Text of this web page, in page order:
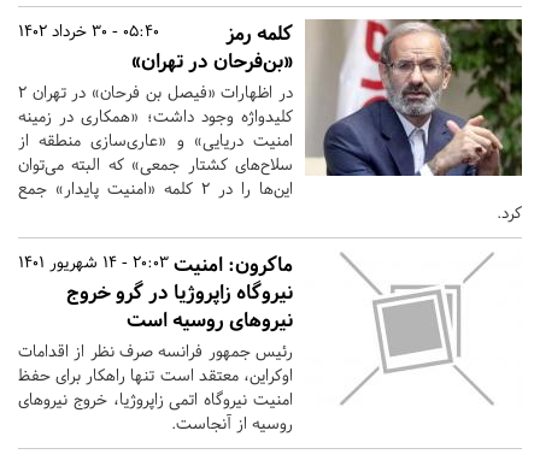
05:40 - 30 خرداد 1402
کلمه رمز
«بن‌فرحان در تهران»
در اظهارات «فیصل بن فرحان» در تهران 2
کلیدواژه وجود داشت؛ «همکاری در زمینه
امنیت دریایی» و «عاری‌‌سازی منطقه از
سلاح‌های کشتار جمعی» که البته می‌توان
این‌ها را در 2 کلمه «امنیت پایدار» جمع
کرد.
20:03 - 14 شهریور 1401 ماکرون: امنیت
نیروگاه زاپروژیا در گرو خروج
نیروهای روسیه است
رئیس جمهور فرانسه صرف نظر از اقدامات
اوکراین، معتقد است تنها راهکار برای حفظ
امنیت نیروگاه اتمی زاپروژیا، خروج نیروهای
روسیه از آنجاست.